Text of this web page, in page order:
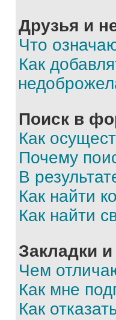
Друзья и
Что
Как
Поиск в
Как
Почему
В
Как найти
Как найти
Закладки
Чем
Как мне
Как